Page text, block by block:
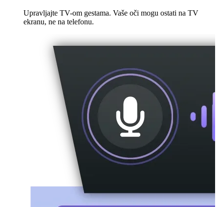
Upravljajte TV-om gestama. Vaše oči mogu ostati na TV
ekranu, ne na telefonu.